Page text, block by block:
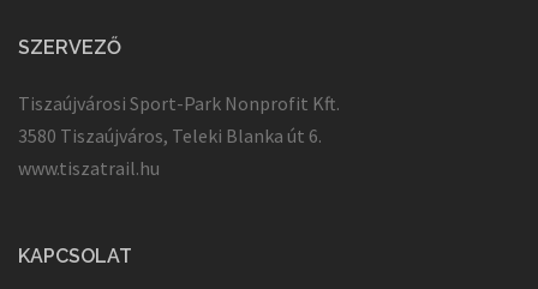
SZERVEZŐ
Tiszaújvárosi Sport-Park Nonprofit Kft.
3580 Tiszaújváros, Teleki Blanka út 6.
www.tiszatrail.hu
KAPCSOLAT